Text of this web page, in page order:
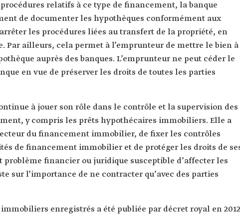
relatifs à ce type de financement, la banque
de documenter les hypothèques conformément aux
les procédures liées au transfert de la propriété, en
Par ailleurs, cela permet à l’emprunteur de mettre le bien à
auprès des banques. L’emprunteur ne peut céder le
en vue de préserver les droits de toutes les parties
à jouer son rôle dans le contrôle et la supervision des
y compris les prêts hypothécaires immobiliers. Elle a
du financement immobilier, de fixer les contrôles
de financement immobilier et de protéger les droits de
problème financier ou juridique susceptible d’affecter les
sur l’importance de ne contracter qu’avec des parties
enregistrés a été publiée par décret royal en 2012